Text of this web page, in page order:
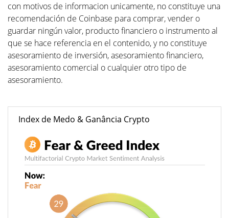
con motivos de informacion unicamente, no constituye una
recomendación de Coinbase para comprar, vender o
guardar ningún valor, producto financiero o instrumento al
que se hace referencia en el contenido, y no constituye
asesoramiento de inversión, asesoramiento financiero,
asesoramiento comercial o cualquier otro tipo de
asesoramiento.
Index de Medo & Ganância Crypto